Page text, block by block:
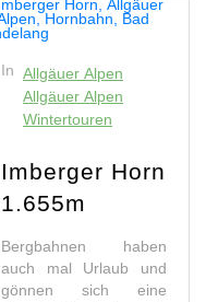
In Allgäuer Alpen
Allgäuer Alpen
Wintertouren
Imberger Horn
1.655m
Bergbahnen haben
auch mal Urlaub und
gönnen sich eine